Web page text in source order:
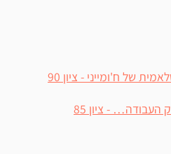
של ח'ומייני - ציון 90
- ציון 85